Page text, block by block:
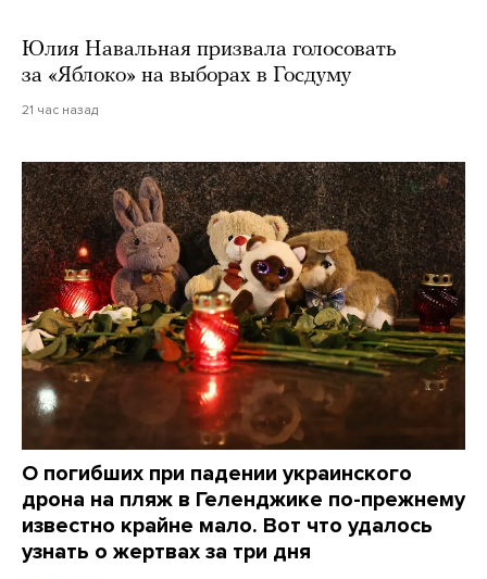
Юлия Навальная призвала голосовать
за «Яблоко» на выборах в Госдуму
21 час назад
О погибших при падении украинского
дрона на пляж в Геленджике по-прежнему
известно крайне мало. Вот что удалось
узнать о жертвах за три дня